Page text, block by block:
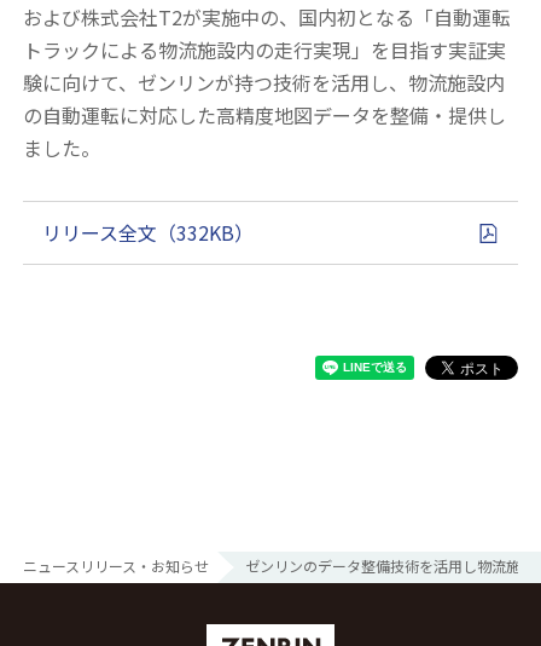
および株式会社T2が実施中の、国内初となる「自動運転
トラックによる物流施設内の走行実現」を目指す実証実
験に向けて、ゼンリンが持つ技術を活用し、物流施設内
の自動運転に対応した高精度地図データを整備・提供し
ました。
リリース全文（332KB）
ニュースリリース・お知らせ ゼンリンのデータ整備技術を活用し物流施